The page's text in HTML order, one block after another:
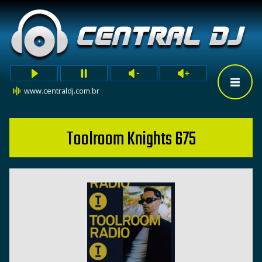
www.centraldj.com.br
Toolroom Knights 675